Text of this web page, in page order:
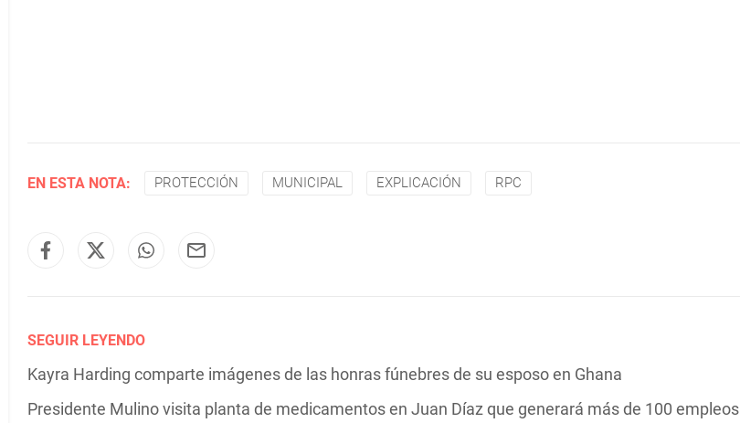
EN ESTA NOTA: PROTECCIÓN MUNICIPAL EXPLICACIÓN RPC
SEGUIR LEYENDO
Kayra Harding comparte imágenes de las honras fúnebres de su esposo en Ghana
Presidente Mulino visita planta de medicamentos en Juan Díaz que generará más de 100 empleos